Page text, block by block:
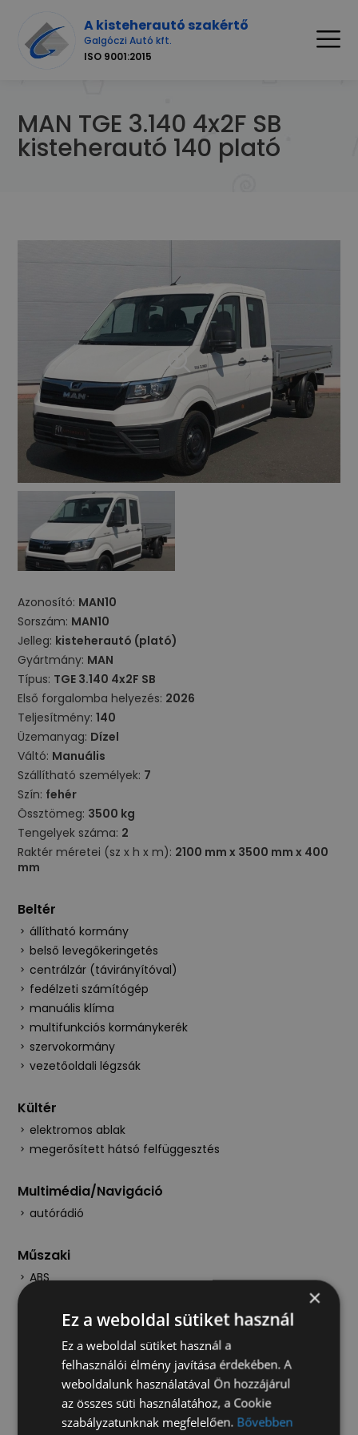
A kisteherautó szakértő
Galgóczi Autó kft.
ISO 9001:2015
MAN TGE 3.140 4x2F SB
kisteherautó 140 plató
Azonosító: MAN10
Sorszám: MAN10
Jelleg: kisteherautó (plató)
Gyártmány: MAN
Típus: TGE 3.140 4x2F SB
Első forgalomba helyezés: 2026
Teljesítmény:140
Üzemanyag: Dízel
Váltó: Manuális
Szállítható személyek: 7
Szín: fehér
Össztömeg: 3500 kg
Tengelyek száma: 2
Raktér méretei (sz x h x m): 2100 mm x 3500 mm x 400
mm
Beltér
állítható kormány
belső levegőkeringetés
centrálzár (távirányítóval)
fedélzeti számítógép
manuális klíma
multifunkciós kormánykerék
szervokormány
vezetőoldali légzsák
Kültér
elektromos ablak
megerősített hátsó felfüggesztés
Multimédia/Navigáció
autórádió
Műszaki
ABS
tempomat
Kérje értékesítőnk ajánlatát!
Ajánlatot kérek
×
Ez a weboldal sütiket használ
Ez a weboldal sütiket használ a
felhasználói élmény javítása érdekében. A
weboldalunk használatával Ön hozzájárul
az összes süti használatához, a Cookie
szabályzatunknak megfelelően. Bővebben